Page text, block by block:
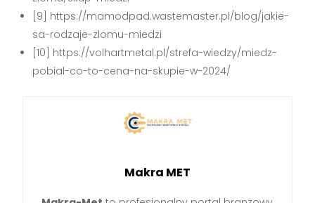
[9] https://mamodpad.wastemaster.pl/blog/jakie-
sa-rodzaje-zlomu-miedzi
[10] https://volhartmetal.pl/strefa-wiedzy/miedz-
pobial-co-to-cena-na-skupie-w-2024/
Makra MET